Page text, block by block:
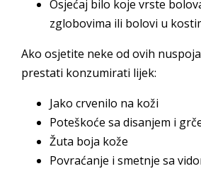
Osjećaj bilo koje vrste
zglobovima ili bolovi u
Ako osjetite neke od ovih
prestati konzumirati lijek:
Jako crvenilo na koži
Poteškoće sa disanjem i
Žuta boja kože
Povraćanje i smetnje sa